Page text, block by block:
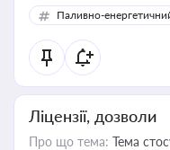
Паливно-
Ліцензії, дозволи
Про що тема: Тема